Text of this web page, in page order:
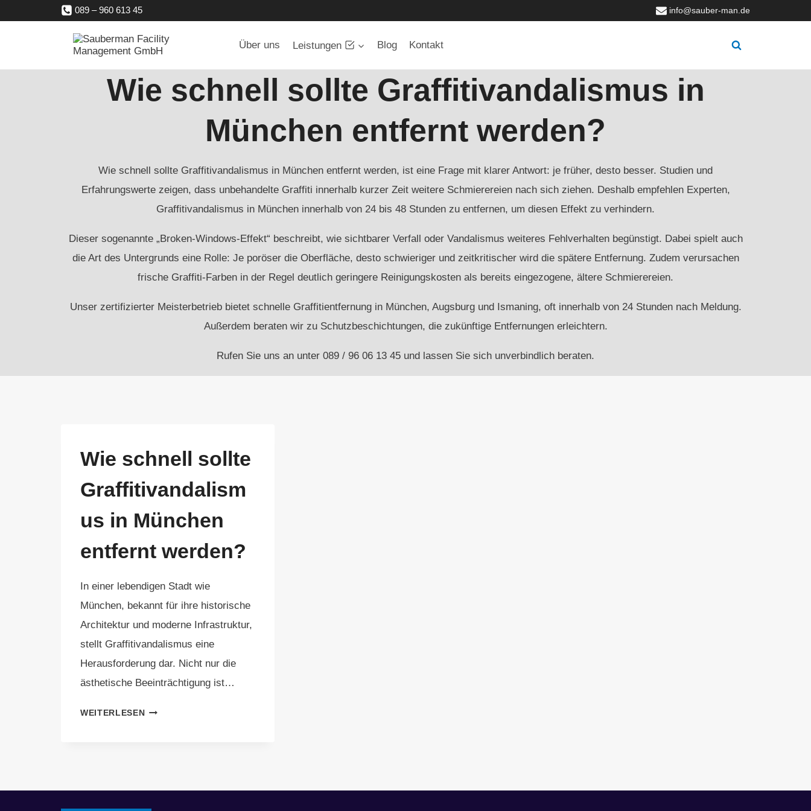
089 – 960 613 45 info@sauber-man.de
Über uns Leistungen Blog Kontakt
Wie schnell sollte Graffitivandalismus in
München entfernt werden?
Wie schnell sollte Graffitivandalismus in München entfernt werden, ist eine Frage mit klarer Antwort: je früher, desto besser. Studien und
Erfahrungswerte zeigen, dass unbehandelte Graffiti innerhalb kurzer Zeit weitere Schmierereien nach sich ziehen. Deshalb empfehlen Experten,
Graffitivandalismus in München innerhalb von 24 bis 48 Stunden zu entfernen, um diesen Effekt zu verhindern.
Dieser sogenannte „Broken-Windows-Effekt“ beschreibt, wie sichtbarer Verfall oder Vandalismus weiteres Fehlverhalten begünstigt. Dabei spielt auch
die Art des Untergrunds eine Rolle: Je poröser die Oberfläche, desto schwieriger und zeitkritischer wird die spätere Entfernung. Zudem verursachen
frische Graffiti-Farben in der Regel deutlich geringere Reinigungskosten als bereits eingezogene, ältere Schmierereien.
Unser zertifizierter Meisterbetrieb bietet schnelle Graffitientfernung in München, Augsburg und Ismaning, oft innerhalb von 24 Stunden nach Meldung.
Außerdem beraten wir zu Schutzbeschichtungen, die zukünftige Entfernungen erleichtern.
Rufen Sie uns an unter 089 / 96 06 13 45 und lassen Sie sich unverbindlich beraten.
Wie schnell sollte
Graffitivandalism
us in München
entfernt werden?
In einer lebendigen Stadt wie
München, bekannt für ihre historische
Architektur und moderne Infrastruktur,
stellt Graffitivandalismus eine
Herausforderung dar. Nicht nur die
ästhetische Beeinträchtigung ist…
WEITERLESENWIE
IN
MÜNCHEN